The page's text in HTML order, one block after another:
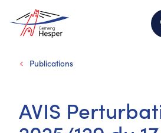
Publications
AVIS